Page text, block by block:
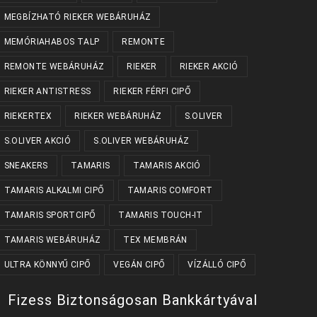
MEGBÍZHATÓ RIEKER WEBÁRUHÁZ
MEMÓRIAHABOS TALP REMONTE
REMONTE WEBÁRUHÁZ RIEKER RIEKER AKCIÓ
RIEKER ANTISTRESS RIEKER FÉRFI CIPŐ
RIEKERTEX RIEKER WEBÁRUHÁZ S.OLIVER
S.OLIVER AKCIÓ S.OLIVER WEBÁRUHÁZ
SNEAKERS TAMARIS TAMARIS AKCIÓ
TAMARIS ALKALMI CIPŐ TAMARIS COMFORT
TAMARIS SPORTCIPŐ TAMARIS TOUCH-IT
TAMARIS WEBÁRUHÁZ TEX MEMBRÁN
ULTRA KÖNNYŰ CIPŐ VEGÁN CIPŐ VÍZÁLLÓ CIPŐ
Fizess Biztonságosan Bankkártyával